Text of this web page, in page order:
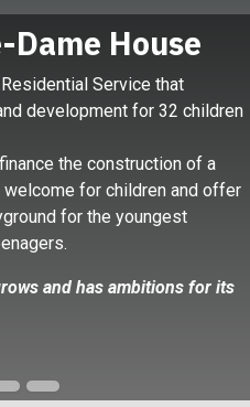
Dame House
Service that
development for 32 children
the construction of a
for children and offer
for the youngest
and has ambitions for its